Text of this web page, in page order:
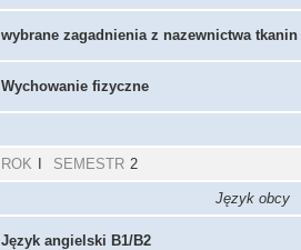
wybrane zagadnienia z nazewnictwa tkanin
Wychowanie fizyczne
ROK SEMESTR 2
Język obcy
Język angielski B1/B2